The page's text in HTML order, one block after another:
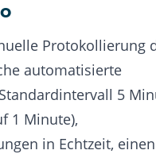
Protokollierung
automatisierte
5
1 Minute),
in Echtzeit, einen